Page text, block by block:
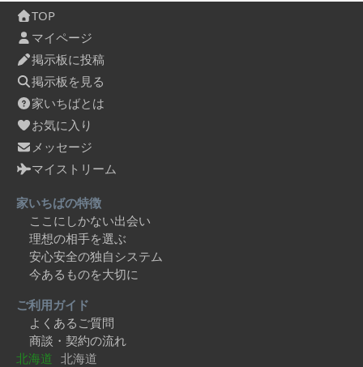
TOP
マイページ
掲示板に投稿
掲示板を見る
家いちばとは
お気に入り
メッセージ
マイストリーム
家いちばの特徴
ここにしかない出会い
理想の相手を選ぶ
安心安全の独自システム
今あるものを大切に
ご利用ガイド
よくあるご質問
商談・契約の流れ
北海道 北海道